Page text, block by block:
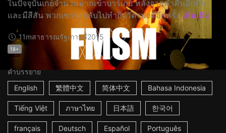
ในปัจจุบันเกย์จำนวนมากเข้าบาร์เกย์ หลังจากค่ำคืนอึกทึก
และมีสีสัน พวกเขาจะกลับไปทำกิจวัตรปกติอีกครั้ง เพิ่มเติม
11mสาธารณรัฐเกาหลี2015
18+
คำบรรยาย
English
繁體中文 简体中文 Bahasa Indonesia
Tiếng Việt ภาษาไทย 日本語 한국어
français Deutsch Español Português